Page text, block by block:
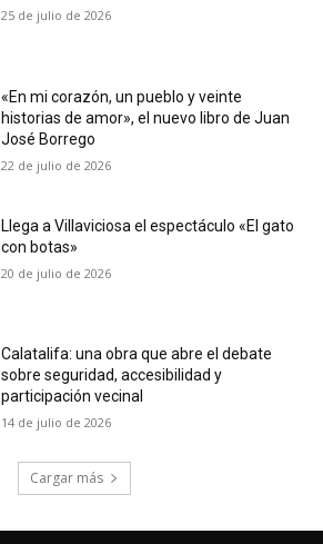
25 de julio de 2026
«En mi corazón, un pueblo y veinte
historias de amor», el nuevo libro de Juan
José Borrego
22 de julio de 2026
Llega a Villaviciosa el espectáculo «El gato
con botas»
20 de julio de 2026
Calatalifa: una obra que abre el debate
sobre seguridad, accesibilidad y
participación vecinal
14 de julio de 2026
Cargar más